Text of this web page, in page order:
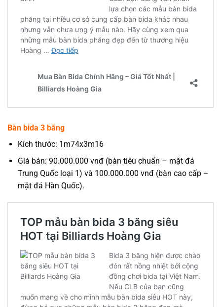
Bàn bida 3 băng
Kích thước: 1m74x3m16
Giá bán: 90.000.000 vnđ (bàn tiêu chuẩn – mặt đá
Trung Quốc loại 1) và 100.000.000 vnđ (bàn cao cấp –
mặt đá Hàn Quốc).